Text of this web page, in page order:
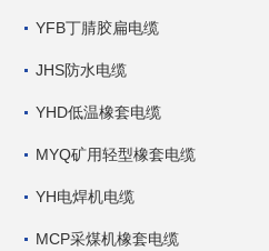
YFB丁腈胶扁电缆
JHS防水电缆
YHD低温橡套电缆
MYQ矿用轻型橡套电缆
YH电焊机电缆
MCP采煤机橡套电缆